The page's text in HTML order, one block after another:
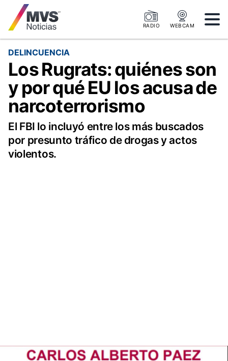
RADIO WEBCAM
DELINCUENCIA
Los Rugrats: quiénes son
y por qué EU los acusa de
narcoterrorismo
El FBI lo incluyó entre los más buscados
por presunto tráfico de drogas y actos
violentos.